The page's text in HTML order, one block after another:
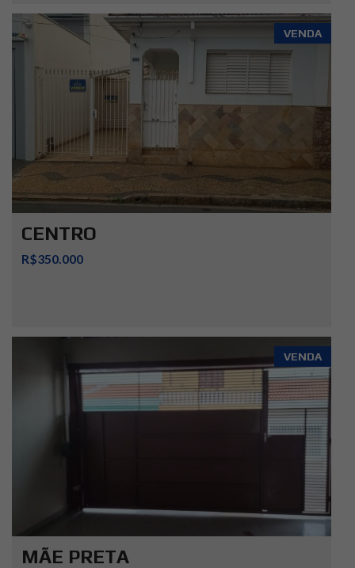
VENDA
CENTRO
R$350.000
VENDA
MÃE PRETA